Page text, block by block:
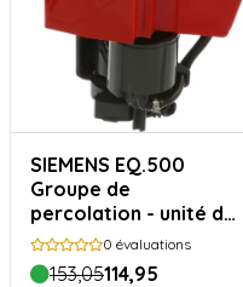
SIEMENS EQ.500
Groupe de
percolation - unité de
brassage Siemens
type 11040688
0 évaluations
153,05114,95